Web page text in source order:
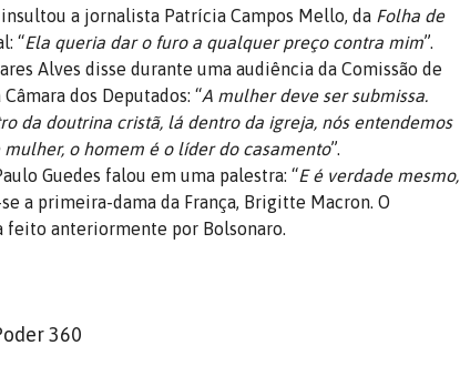
a jornalista Patrícia Campos Mello, da Folha de
“Ela queria dar o furo a qualquer preço contra mim”.
Alves disse durante uma audiência da Comissão de
dos Deputados: “A mulher deve ser submissa.
da doutrina cristã, lá dentro da igreja, nós entendemos
o homem é o líder do casamento”.
Guedes falou em uma palestra: “E é verdade mesmo,
a primeira-dama da França, Brigitte Macron. O
anteriormente por Bolsonaro.
360